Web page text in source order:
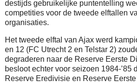
destijds gebruikelijke puntentelling
competities voor de tweede elftallen
organisaties.
Het tweede elftal van Ajax werd
en 12 (FC Utrecht 2 en Telstar 2)
degraderen naar de Reserve Eerste
besloot echter voor seizoen 1984-’85
Reserve Eredivisie en Reserve